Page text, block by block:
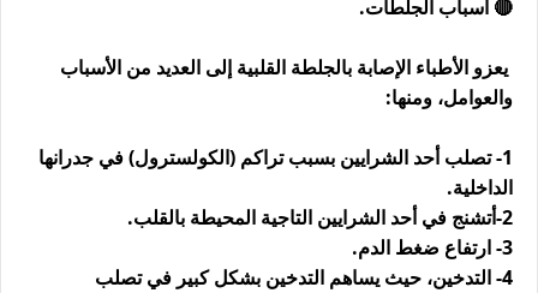
🔴 أسباب الجلطات.
يعزو الأطباء الإصابة بالجلطة القلبية إلى العديد من الأسباب
والعوامل، ومنها:
1- تصلب أحد الشرايين بسبب تراكم (الكولسترول) في جدرانها
الداخلية.
2-أتشنج في أحد الشرايين التاجية المحيطة بالقلب.
3- ارتفاع ضغط الدم.
4- التدخين، حيث يساهم التدخين بشكل كبير في تصلب